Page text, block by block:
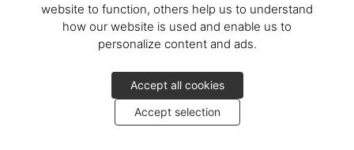
website to function, others help us to understand
how our website is used and enable us to
personalize content and ads.
Accept all cookies
Accept selection